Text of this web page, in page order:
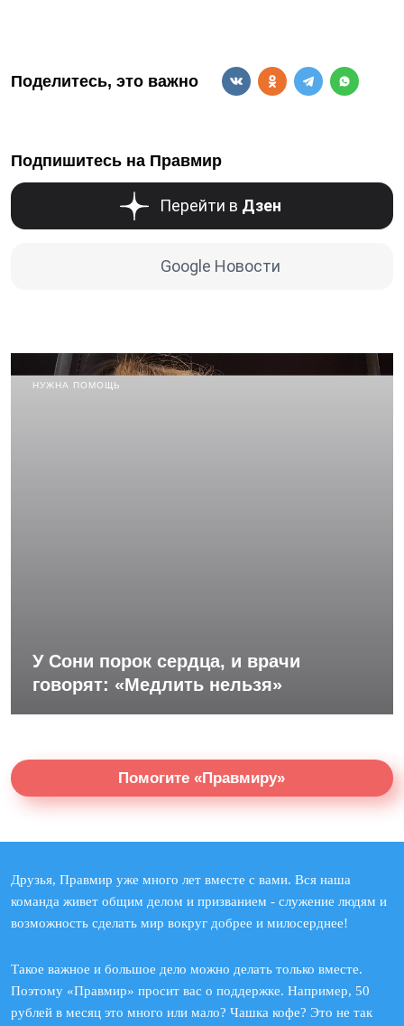
Поделитесь, это важно
Подпишитесь на Правмир
Перейти в Дзен
Google Новости
НУЖНА ПОМОЩЬ
У Сони порок сердца, и врачи
говорят: «Медлить нельзя»
Помогите «Правмиру»
Друзья, Правмир уже много лет вместе с вами. Вся наша
команда живет общим делом и призванием - служение людям и
возможность сделать мир вокруг добрее и милосерднее!
Такое важное и большое дело можно делать только вместе.
Поэтому «Правмир» просит вас о поддержке. Например, 50
рублей в месяц это много или мало? Чашка кофе? Это не так